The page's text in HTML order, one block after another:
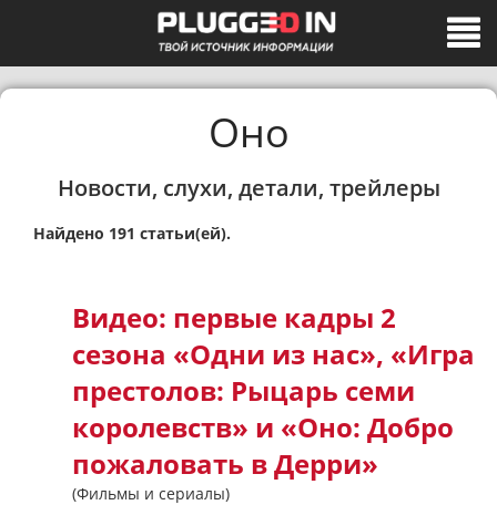
Оно
Новости, слухи, детали, трейлеры
Найдено 191 статьи(ей).
Видео: первые кадры 2
сезона «Одни из нас», «Игра
престолов: Рыцарь семи
королевств» и «Оно: Добро
пожаловать в Дерри»
(Фильмы и сериалы)